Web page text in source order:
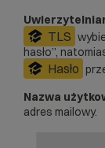
TLS
hasło”,
Hasło
Nazwa
adres mailowy.